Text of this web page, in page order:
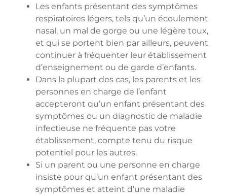
Les enfants présentant des symptômes
respiratoires légers, tels qu’un écoulement
nasal, un mal de gorge ou une légère toux,
et qui se portent bien par ailleurs, peuvent
continuer à fréquenter leur établissement
d’enseignement ou de garde d’enfants.
Dans la plupart des cas, les parents et les
personnes en charge de l’enfant
accepteront qu’un enfant présentant des
symptômes ou un diagnostic de maladie
infectieuse ne fréquente pas votre
établissement, compte tenu du risque
potentiel pour les autres.
Si un parent ou une personne en charge
insiste pour qu’un enfant présentant des
symptômes et atteint d’une maladie